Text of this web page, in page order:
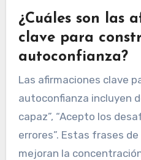
¿Cuáles son las
clave para
autoconfianza?
Las afirmaciones clave
autoconfianza incluyen
capaz”, “Acepto los
errores”. Estas frases
mejoran la